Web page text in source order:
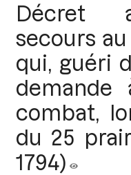
Décret
secours
qui, guéri
demande
combat,
du 25
1794)